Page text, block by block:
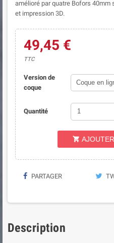
amélioré par quatre Bofors
et impression 3D.
49,45 €
TTC
Version de
coque
Quantité

PARTAGER
Description